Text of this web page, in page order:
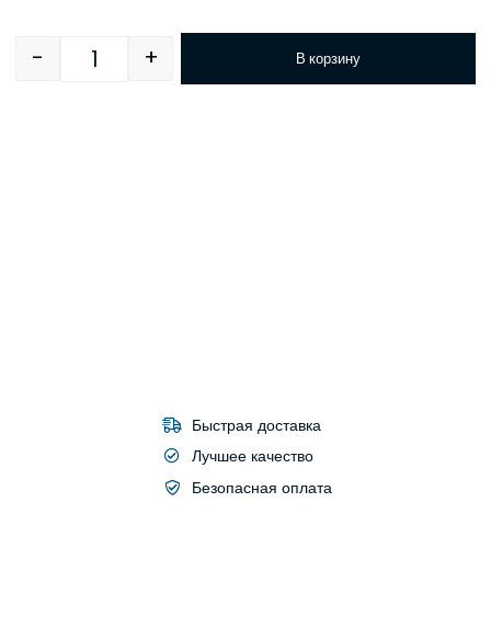
Quantity
- + В корзину
Быстрая доставка
Лучшее качество
Безопасная оплата